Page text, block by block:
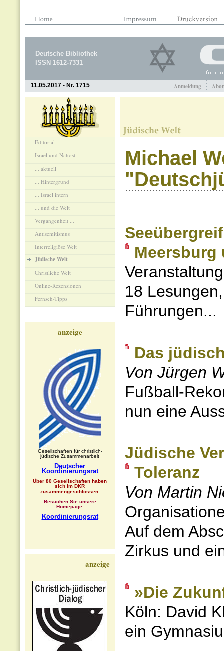
Deutsche Bibliothek
ISSN 1612-7331
11.05.2017 - Nr. 1715 Anmeldung
Editorial
Israel und Nahost
... aktuell
... Hintergrund
... Israel intern
... und die Welt
Vergangenheit ...
Antisemitismus
Interreligiöse Welt
Jüdische Welt
Christliche Welt
Online-Rezensionen
Fernseh-Tipps
anzeige
Gesellschaften für christlich-
jüdische Zusammenarbeit
Deutscher
Koordinierungsrat
Über 80 Gesellschaften haben
sich im DKR
zusammengeschlossen.
Besuchen Sie unsere
Homepage:
Koordinierungsrat
anzeige
Michael
Meersburg
18
Führungen...
Das
Von Jürgen
Fußball-
nun eine
Jüdische
Toleranz
Von Martin
Auf dem
Zirkus und
»Die
Köln: David
ein